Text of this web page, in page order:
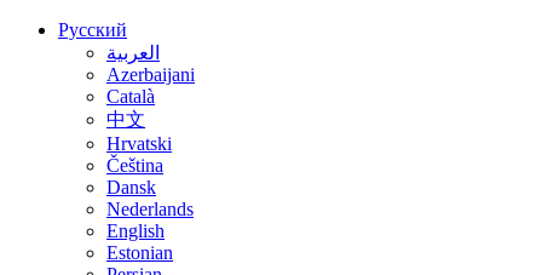
Русский
العربية
Azerbaijani
Català
中文
Hrvatski
Čeština
Dansk
Nederlands
English
Estonian